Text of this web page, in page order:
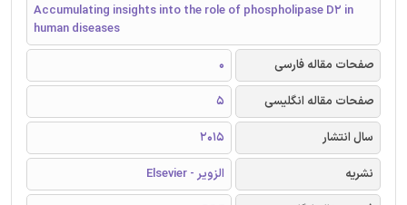
Accumulating insights into the role of phospholipase D2 in
human diseases
صفحات مقاله فارسی
0
صفحات مقاله انگلیسی
5
سال انتشار
2015
نشریه
الزویر - Elsevier